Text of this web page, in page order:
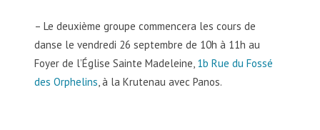
– Le deuxième groupe commencera les cours de
danse le vendredi 26 septembre de 10h à 11h au
Foyer de l’Église Sainte Madeleine, 1b Rue du Fossé
des Orphelins, à la Krutenau avec Panos.